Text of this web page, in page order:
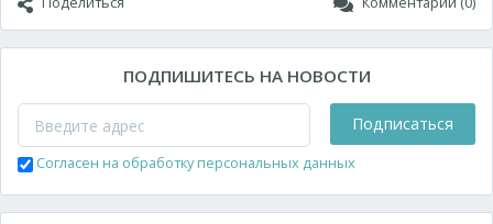
ПОДПИШИТЕСЬ НА НОВОСТИ
Подписаться
Согласен на обработку персональных данных